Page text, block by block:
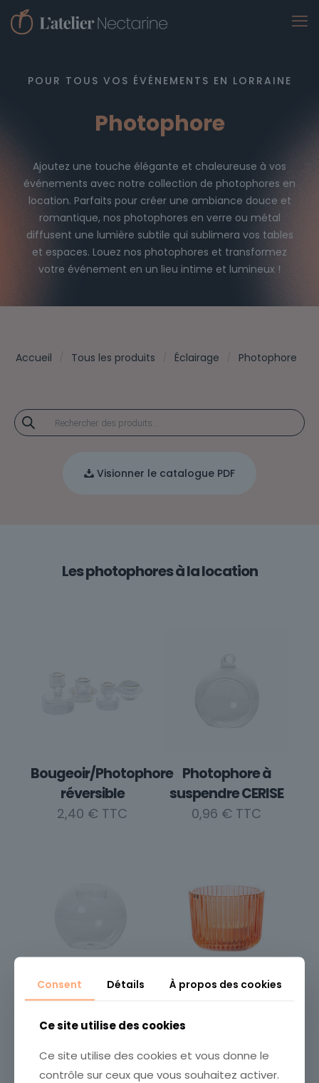
POUR TOUS VOS ÉVÉNEMENTS EN LORRAINE
Photophore
Ajoutez une touche élégante et chaleureuse à vos
événements avec notre collection de photophores en
location. Parfaits pour créer une ambiance douce et
romantique, nos photophores en verre ou métal
diffusent une lumière subtile qui sublimera vos tables
et espaces. Louez nos photophores et transformez
votre événement en un lieu intime et lumineux !
Accueil Tous les produits Éclairage Photophore
Recherche
de
produits
Visionner le catalogue PDF
Les photophores à la location
Bougeoir/Photophore
réversible
2,40 €
Photophore à
suspendre CERISE
0,96 €
Photophore
MANDARINE
Consent Détails À propos des cookies
Ce site utilise des cookies
Ce site utilise des cookies et vous donne le
contrôle sur ceux que vous souhaitez activer.